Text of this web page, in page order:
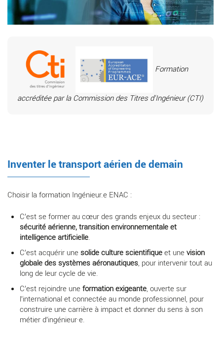
Formation
accréditée par la Commission des Titres d'Ingénieur (CTI)
Inventer le transport aérien de demain
Choisir la formation Ingénieur.e ENAC :
C’est se former au cœur des grands enjeux du secteur :
sécurité aérienne, transition environnementale et
intelligence artificielle.
C’est acquérir une solide culture scientifique et une vision
globale des systèmes aéronautiques, pour intervenir tout au
long de leur cycle de vie.
C’est rejoindre une formation exigeante, ouverte sur
l’international et connectée au monde professionnel, pour
construire une carrière à impact et donner du sens à son
métier d’ingénieur·e.